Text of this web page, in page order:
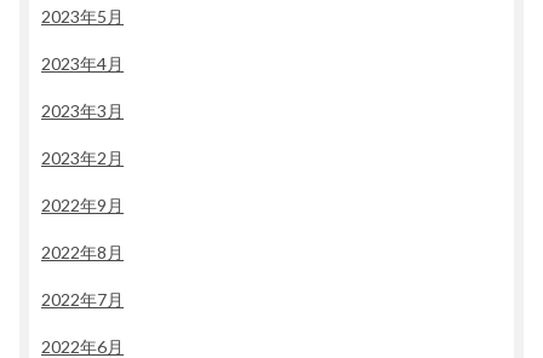
2023年5月
2023年4月
2023年3月
2023年2月
2022年9月
2022年8月
2022年7月
2022年6月